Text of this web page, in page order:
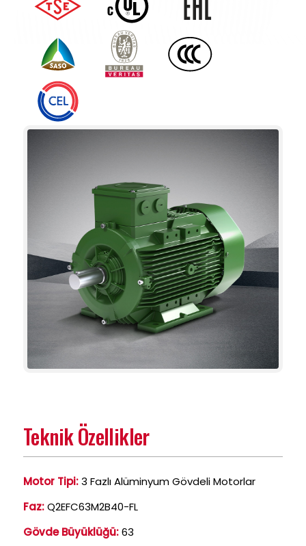
Teknik Özellikler
Motor Tipi:3 Fazlı Alüminyum Gövdeli Motorlar
Faz:Q2EFC63M2B40-FL
Gövde Büyüklüğü:63